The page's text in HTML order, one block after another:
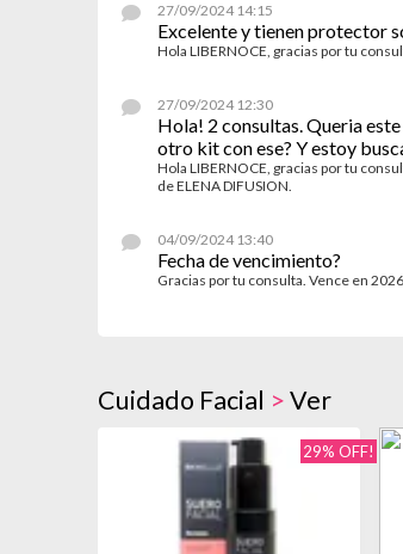
27/09/2024 14:15
Excelente y tienen protector
Hola LIBERNOCE, gracias por tu
27/09/2024 12:30
Hola! 2 consultas. Queria
otro kit con ese? Y estoy
Hola LIBERNOCE, gracias por tu
de ELENA DIFUSION.
04/09/2024 13:40
Fecha de vencimiento?
Gracias por tu consulta. Vence en 2026
Cuidado Facial >Ver
29% OFF!